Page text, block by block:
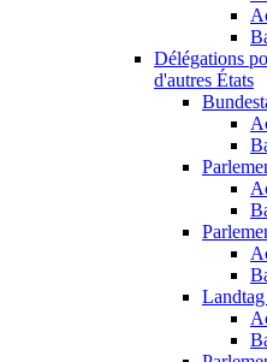
Délégations
d'autres États